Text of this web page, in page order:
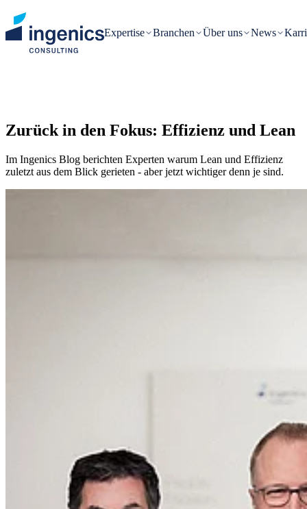
Expertise Branchen Über uns News
Zurück in den Fokus: Effizienz und Lean
Im Ingenics Blog berichten Experten warum Lean und Effizienz
zuletzt aus dem Blick gerieten - aber jetzt wichtiger denn je sind.